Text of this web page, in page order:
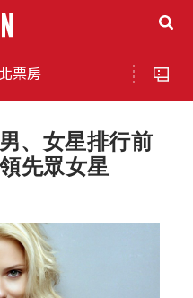
票房
、女星排行前
先眾女星